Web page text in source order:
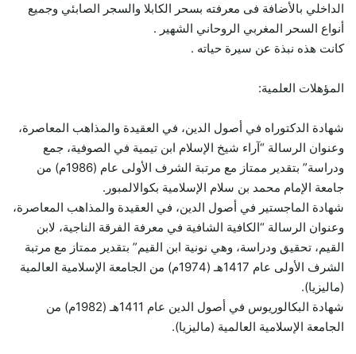
الداخلي بالأضافة فى معرفته بسحر الكابلا والسجر الصابئي وجميع
أنواع السحر المغربي الروحاني الشهير .
كانت هذه نبذة عن سيرة حياته .
المؤهلات العلمية:
شهادة الدكتوراه في أصول الدين، في العقيدة والمذاهب المعاصرة،
وعنوان الرسالة “آراء شيخ الإسلام ابن تيمية في الصوفية، جمع
ودراسة” بتقدير ممتاز مع مرتبة الشرف الأولى عام (1986م) من
جامعة الإمام محمد بن سلام الإسلامية بكوالالمبور.
شهادة الماجستير في أصول الدين، في العقيدة والمذاهب المعاصرة،
وعنوان الرسالة “الكافية الشافية في معرفة الفرقة الناجية، لابن
القيم، تحقيق ودراسة، وهي نونية ابن القيم” بتقدير ممتاز مع مرتبة
الشرف الأولى عام 1417هـ (1974م) من الجامعة الإسلامية العالمية
(ماليزيا).
شهادة البكالوريوس في أصول الدين عام 1411هـ (1982م) من
الجامعة الإسلامية العالمية (ماليزيا).